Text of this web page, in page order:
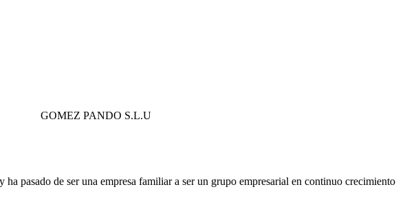
GOMEZ PANDO S.L.U
pasado de ser una empresa familiar a ser un grupo empresarial en continuo crecimiento